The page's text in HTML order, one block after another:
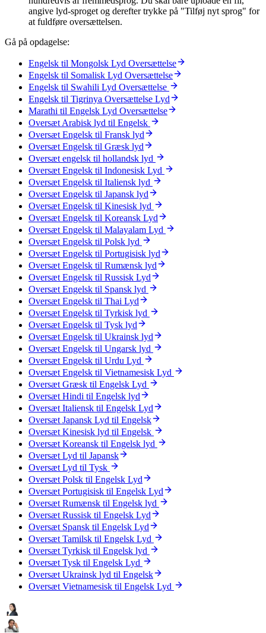
angive lyd-sproget og derefter trykke på "Tilføj nyt sprog" for
at fuldføre oversættelsen.
Gå på opdagelse:
Engelsk til Mongolsk Lyd Oversættelse
Engelsk til Somalisk Lyd Oversættelse
Engelsk til Swahili Lyd Oversættelse
Engelsk til Tigrinya Oversættelse Lyd
Marathi til Engelsk Lyd Oversættelse
Oversæt Arabisk lyd til Engelsk
Oversæt Engelsk til Fransk lyd
Oversæt Engelsk til Græsk lyd
Oversæt engelsk til hollandsk lyd
Oversæt Engelsk til Indonesisk Lyd
Oversæt Engelsk til Italiensk lyd
Oversæt Engelsk til Japansk lyd
Oversæt Engelsk til Kinesisk lyd
Oversæt Engelsk til Koreansk Lyd
Oversæt Engelsk til Malayalam Lyd
Oversæt Engelsk til Polsk lyd
Oversæt Engelsk til Portugisisk lyd
Oversæt Engelsk til Rumænsk lyd
Oversæt Engelsk til Russisk Lyd
Oversæt Engelsk til Spansk lyd
Oversæt Engelsk til Thai Lyd
Oversæt Engelsk til Tyrkisk lyd
Oversæt Engelsk til Tysk lyd
Oversæt Engelsk til Ukrainsk lyd
Oversæt Engelsk til Ungarsk lyd
Oversæt Engelsk til Urdu Lyd
Oversæt Engelsk til Vietnamesisk Lyd
Oversæt Græsk til Engelsk Lyd
Oversæt Hindi til Engelsk lyd
Oversæt Italiensk til Engelsk Lyd
Oversæt Japansk Lyd til Engelsk
Oversæt Kinesisk lyd til Engelsk
Oversæt Koreansk til Engelsk lyd
Oversæt Lyd til Japansk
Oversæt Lyd til Tysk
Oversæt Polsk til Engelsk Lyd
Oversæt Portugisisk til Engelsk Lyd
Oversæt Rumænsk til Engelsk lyd
Oversæt Russisk til Engelsk Lyd
Oversæt Spansk til Engelsk Lyd
Oversæt Tamilsk til Engelsk Lyd
Oversæt Tyrkisk til Engelsk lyd
Oversæt Tysk til Engelsk Lyd
Oversæt Ukrainsk lyd til Engelsk
Oversæt Vietnamesisk til Engelsk Lyd